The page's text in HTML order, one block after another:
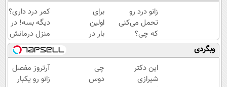
زانو درد رو
تحمل می‌کنی
که چی؟
راه‌حلش
همین‌جاست!
برای
اولین
بار در
ایران
🇮🇷
این
دکتر
کمر درد داری؟
دیگه بسه! در
منزل درمانش
کن
(◀پرسش‌نامه)
وبگردی
این دکتر
شیرازی
چی
دوس
آرتروز مفصل
زانو رو یکبار